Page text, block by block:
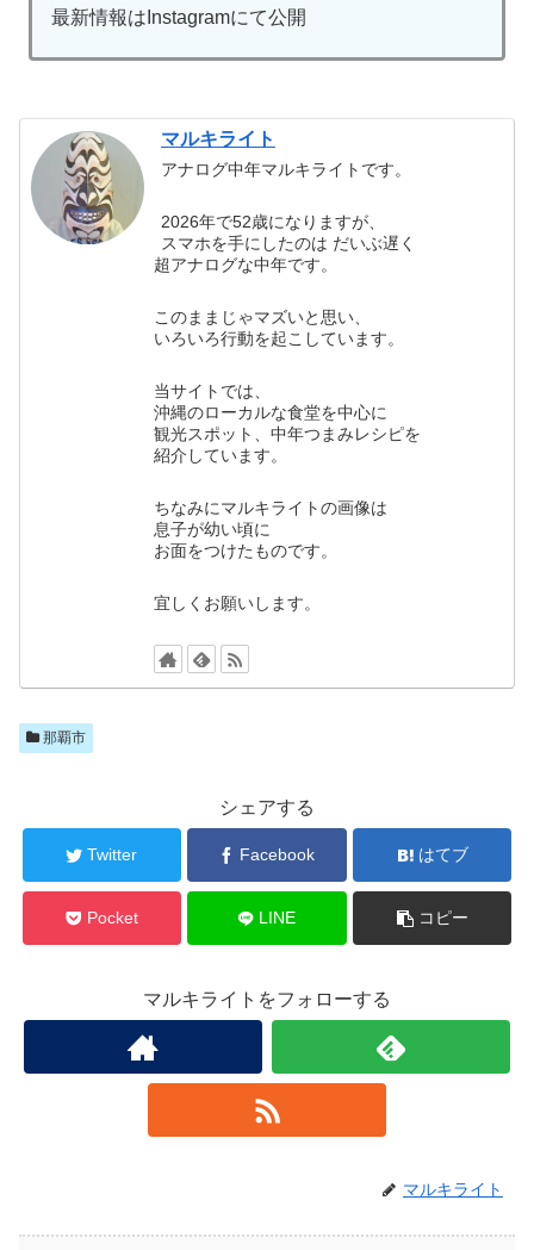
最新情報はInstagramにて公開
マルキライト
アナログ中年マルキライトです。
2026年で52歳になりますが、
スマホを手にしたのは だいぶ遅く
超アナログな中年です。
このままじゃマズいと思い、
いろいろ行動を起こしています。
当サイトでは、
沖縄のローカルな食堂を中心に
観光スポット、中年つまみレシピを
紹介しています。
ちなみにマルキライトの画像は
息子が幼い頃に
お面をつけたものです。
宜しくお願いします。
那覇市
シェアする
Twitter Facebook はてブ
Pocket LINE コピー
マルキライトをフォローする
マルキライト